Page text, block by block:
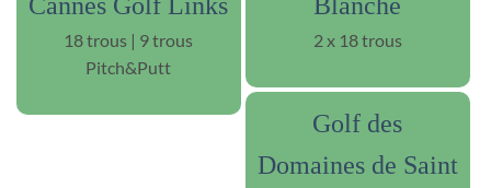
18 trous | 9 trous
Pitch&Putt
2 x 18 trous
Golf des
Domaines de Saint